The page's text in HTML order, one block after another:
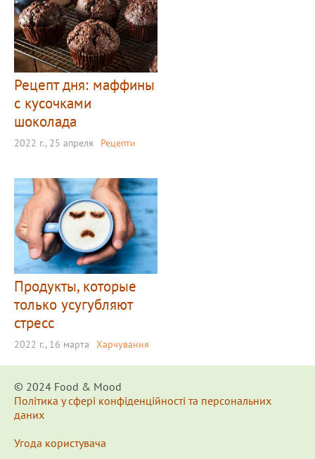
Рецепт дня: маффины
с кусочками
шоколада
2022 г., 25 апреля Рецепти
Продукты, которые
только усугубляют
стресс
2022 г., 16 марта Харчування
© 2024 Food & Мood
Політика у сфері конфіденційності та персональних
даних
Угода користувача